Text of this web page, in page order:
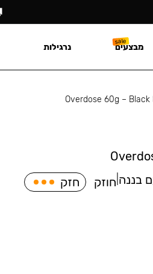
Overdose 60g – Black
בננה חוזק חזק
מבצעים נרגילות